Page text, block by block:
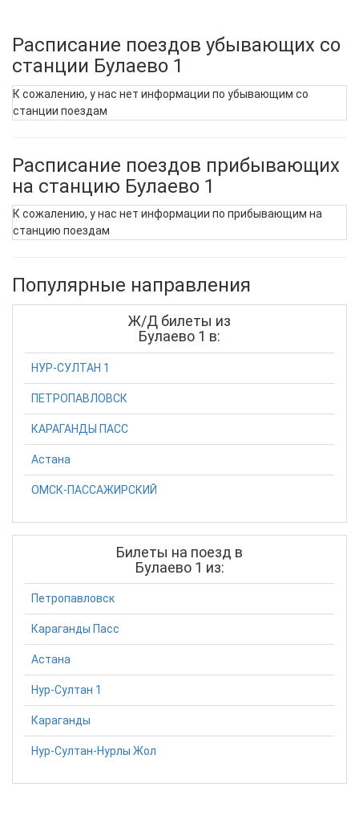
Расписание поездов убывающих со
станции Булаево 1
К сожалению, у нас нет информации по убывающим со
станции поездам
Расписание поездов прибывающих
на станцию Булаево 1
К сожалению, у нас нет информации по прибывающим на
станцию поездам
Популярные направления
Ж/Д билеты из
Булаево 1 в:
НУР-СУЛТАН 1
ПЕТРОПАВЛОВСК
КАРАГАНДЫ ПАСС
Астана
ОМСК-ПАССАЖИРСКИЙ
Билеты на поезд в
Булаево 1 из:
Петропавловск
Караганды Пасс
Астана
Нур-Султан 1
Караганды
Нур-Султан-Нурлы Жол